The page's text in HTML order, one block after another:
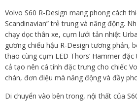
Volvo S60 R-Design mang phong cách
Scandinavian” trẻ trung và năng động.
chạy dọc thân xe, cụm lưới tản nhiệt
gương chiếu hậu R-Design tương phản,
thao cùng cụm LED Thors’ Hammer
cả tạo nên cá tính đặc trưng cho chiếc
chán, đơn điệu mà năng động và đầy
Di chuyển vào bên trong, nội thất của